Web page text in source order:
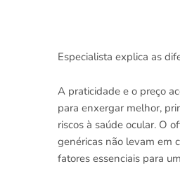
Especialista explica as
A praticidade e o preço
para enxergar melhor,
riscos à saúde ocular. O
genéricas não levam em
fatores essenciais para